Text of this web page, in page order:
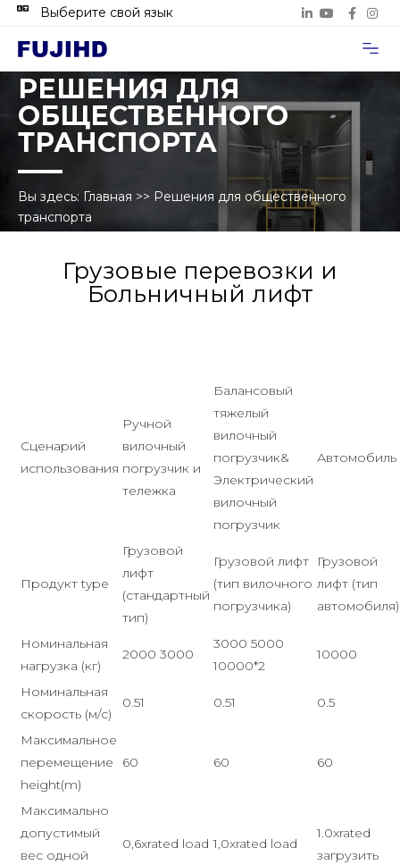
Выберите свой язык
РЕШЕНИЯ ДЛЯ
ОБЩЕСТВЕННОГО
ТРАНСПОРТА
Вы здесь: Главная >> Решения для общественного
транспорта
Грузовые перевозки и
Больничный лифт
Сценарий
использования
Ручной
вилочный
погрузчик и
тележка
Балансовый
тяжелый
вилочный
погрузчик&
Электрический
вилочный
погрузчик
Автомобиль
Продукт type
Грузовой
лифт
(стандартный
тип)
Грузовой лифт
(тип вилочного
погрузчика)
Грузовой
лифт (тип
автомобиля)
Номинальная
нагрузка (кг)
2000 3000
3000 5000
10000*2
10000
Номинальная
скорость (м/с)
0.51 0.51 0.5
Максимальное
перемещение
height(m)
60 60 60
Максимально
допустимый
вес одной
0,6xrated load 1,0xrated load
1.0xrated
загрузить